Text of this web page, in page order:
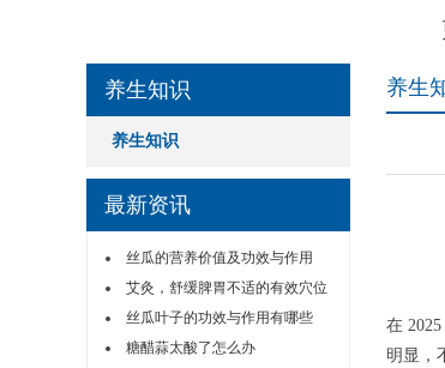
养生知识
养生知识
最新资讯
丝瓜的营养价值及功效与作用
艾灸，舒缓脾胃不适的有效穴位
丝瓜叶子的功效与作用有哪些
糖醋蒜太酸了怎么办
养生
在
明显，